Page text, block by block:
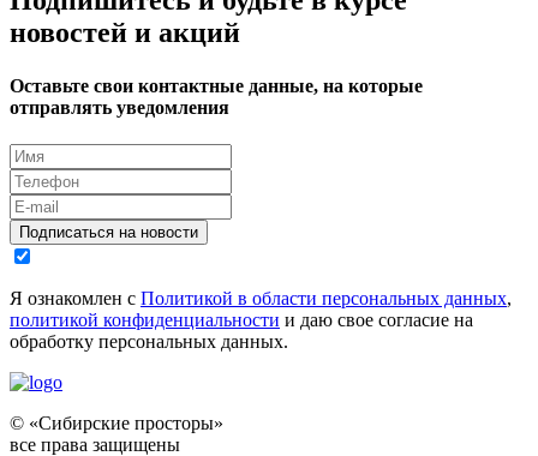
новостей и акций
Оставьте свои контактные данные, на которые
отправлять уведомления
Подписаться на новости
Я ознакомлен с Политикой в области персональных данных,
политикой конфиденциальности и даю свое согласие на
обработку персональных данных.
© «Сибирские просторы»
все права защищены